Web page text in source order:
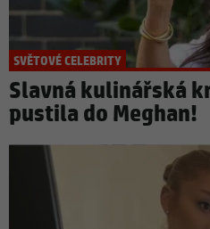
SVĚTOVÉ CELEBRITY
Slavná kulinářská
pustila do Meghan!